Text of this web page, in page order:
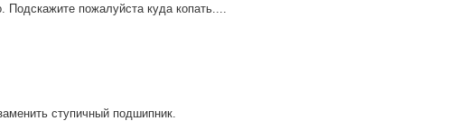
Подскажите пожалуйста куда копать....
ступичный подшипник.